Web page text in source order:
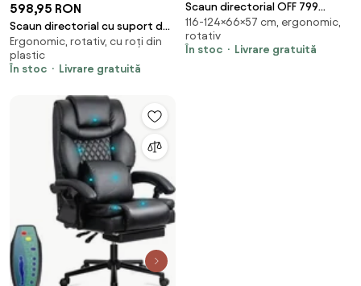
598,95 RON
Scaun directorial cu suport de
picioareOFF 418 negru
Ergonomic, rotativ, cu roți din
plastic
În stoc
Livrare gratuită
Scaun directorial OFF 799
negru, rezistent 200 kg
116-124×66×57 cm, ergonomic,
rotativ
În stoc
Livrare gratuită